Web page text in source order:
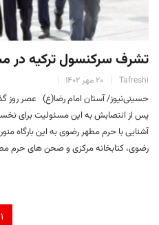
تشرف سرکنسول ترکیه در
Tafreshi ۲۰ مهر ۱۴۰۲
حسینی‌نیوز/ آستان امام رضا(ع) عصر روز
پس از انتصابش به این مسئولیت برای
آشنایی با حرم مطهر رضوی به این بارگاه
رضوی، کتابخانه مرکزی و صحن های حرم
۱